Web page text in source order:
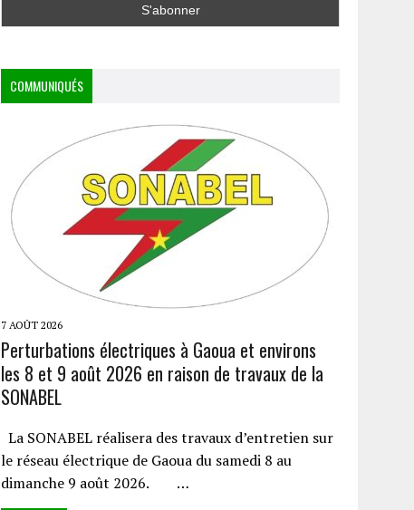
COMMUNIQUÉS
7 AOÛT 2026
Perturbations électriques à Gaoua et environs
les 8 et 9 août 2026 en raison de travaux de la
SONABEL
La SONABEL réalisera des travaux d’entretien sur
le réseau électrique de Gaoua du samedi 8 au
dimanche 9 août 2026. …